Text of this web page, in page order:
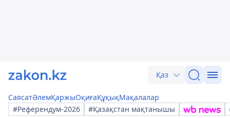
Қаз
СаясатӘлемҚаржыОқиғаҚұқықМақалалар
#Референдум-2026
#Қазақстан мақтанышы